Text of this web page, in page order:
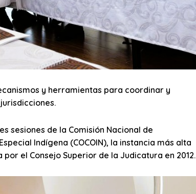
y herramientas para coordinar y
sesiones de la Comisión Nacional de
Indígena (COCOIN), la instancia más alta
el Consejo Superior de la Judicatura en 2012.